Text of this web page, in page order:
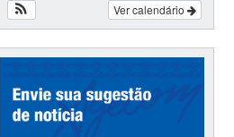
Ver calendário